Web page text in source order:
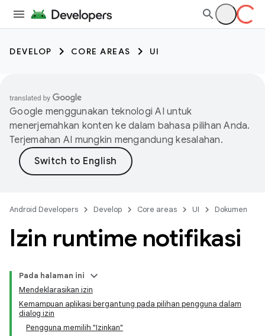
DEVELOP CORE AREAS UI
Google menggunakan teknologi AI untuk
menerjemahkan konten ke dalam bahasa pilihan Anda.
Terjemahan AI mungkin mengandung kesalahan.
Android Developers Develop Core areas UI Dokumen
Izin runtime notifikasi
Pada halaman ini
Mendeklarasikan izin
Kemampuan aplikasi bergantung pada pilihan pengguna dalam
dialog izin
Pengguna memilih "Izinkan"